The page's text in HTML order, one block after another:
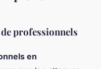
professionnels
en